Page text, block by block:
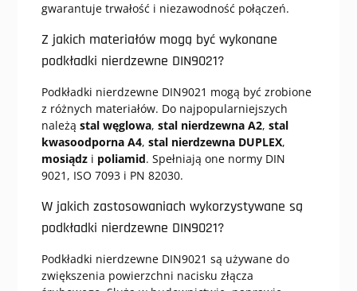
gwarantuje trwałość i niezawodność połączeń.
Z jakich materiałów mogą być wykonane
podkładki nierdzewne DIN9021?
Podkładki nierdzewne DIN9021 mogą być zrobione
z różnych materiałów. Do najpopularniejszych
należą stal węglowa, stal nierdzewna A2, stal
kwasoodporna A4, stal nierdzewna DUPLEX,
mosiądzi poliamid. Spełniają one normy DIN
9021, ISO 7093 i PN 82030.
W jakich zastosowaniach wykorzystywane są
podkładki nierdzewne DIN9021?
Podkładki nierdzewne DIN9021 są używane do
zwiększenia powierzchni nacisku złącza